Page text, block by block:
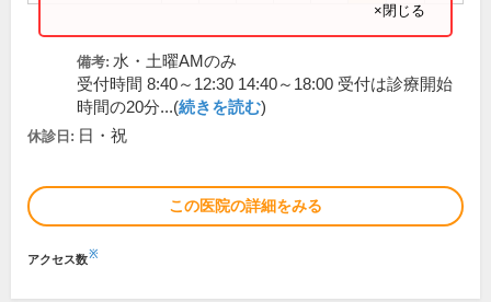
×閉じる
備考: 水・土曜AMのみ
受付時間 8:40～12:30 14:40～18:00 受付は診療開始
時間の20分...(続きを読む)
休診日: 日・祝
この医院の詳細をみる
アクセス数※